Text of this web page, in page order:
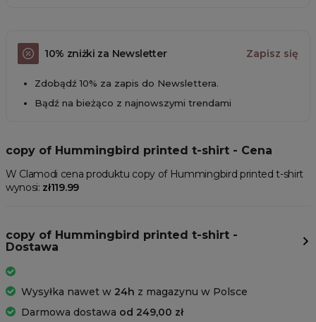
10% zniżki za Newsletter Zapisz się
Zdobądź 10% za zapis do Newslettera.
Bądź na bieżąco z najnowszymi trendami
copy of Hummingbird printed t-shirt - Cena
W Clamodi cena produktu copy of Hummingbird printed t-shirt
wynosi: zł119.99
copy of Hummingbird printed t-shirt -
Dostawa
Wysyłka nawet w 24h z magazynu w Polsce
Darmowa dostawa od 249,00 zł